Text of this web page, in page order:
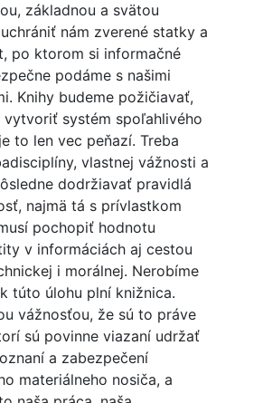
základnou a svätou
nám zverené statky a
po ktorom si informačné
podáme s našimi
Knihy budeme požičiavať,
vytvoriť systém spoľahlivého
to len vec peňazí. Treba
vlastnej vážnosti a
dodržiavať pravidlá
najmä tá s prívlastkom
pochopiť hodnotu
v informáciách aj cestou
i morálnej. Nerobíme
túto úlohu plní knižnica.
vážnosťou, že sú to práve
sú povinne viazaní udržať
a zabezpečení
materiálneho nosiča, a